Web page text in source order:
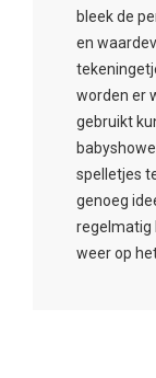
bleek de
en
worden er
gebruikt
spelletjes
genoeg
regelmatig
weer op